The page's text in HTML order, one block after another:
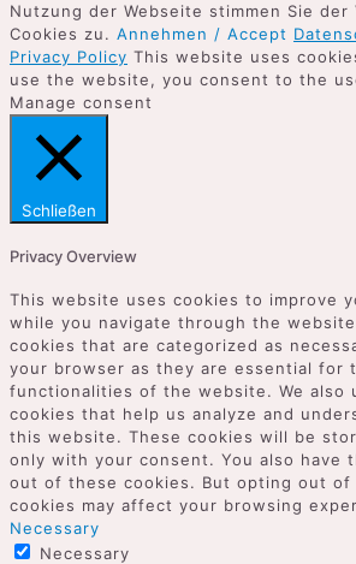
Nutzung der Webseite stimmen Sie der
Cookies zu. Annehmen / Accept
Privacy Policy This website uses
use the website, you consent to the
Manage consent
Schließen
Privacy Overview
This website uses cookies to improve
while you navigate through the
cookies that are categorized as
your browser as they are essential for
functionalities of the website. We also
cookies that help us analyze and
this website. These cookies will be
only with your consent. You also have
out of these cookies. But opting out of
cookies may affect your browsing
Necessary
Necessary